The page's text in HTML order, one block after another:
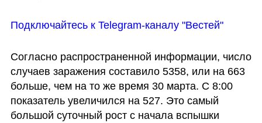
Подключайтесь к Telegram-каналу "Вестей"
Согласно распространенной информации, число
случаев заражения составило 5358, или на 663
больше, чем на то же время 30 марта. С 8:00
показатель увеличился на 527. Это самый
большой суточный рост с начала вспышки